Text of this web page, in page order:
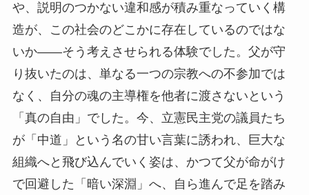
や、説明のつかない違和感が積み重なっていく構
造が、この社会のどこかに存在しているのではな
いか——そう考えさせられる体験でした。父が守
り抜いたのは、単なる一つの宗教への不参加では
なく、自分の魂の主導権を他者に渡さないという
「真の自由」でした。今、立憲民主党の議員たち
が「中道」という名の甘い言葉に誘われ、巨大な
組織へと飛び込んでいく姿は、かつて父が命がけ
で回避した「暗い深淵」へ、自ら進んで足を踏み